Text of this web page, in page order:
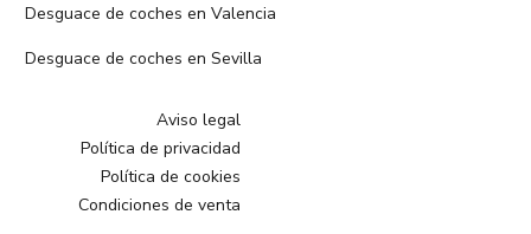
Desguace de coches en Valencia
Desguace de coches en Sevilla
Aviso legal
Política de privacidad
Política de cookies
Condiciones de venta